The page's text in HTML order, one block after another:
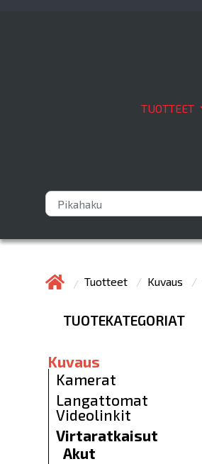
TUOTTEET
Tuotteet Kuvaus
TUOTEKATEGORIAT
Kuvaus
Kamerat
Langattomat
Videolinkit
Virtaratkaisut
Akut